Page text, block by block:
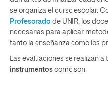
se organiza el curso escolar.
Profesorado de UNIR, los
necesarias para aplicar
tanto la enseñanza como los
Las evaluaciones se realizan a
instrumentos como son: